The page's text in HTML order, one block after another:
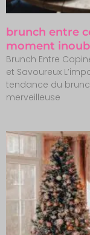
brunch entre
moment
Brunch Entre
et Savoureux
tendance du
merveilleuse